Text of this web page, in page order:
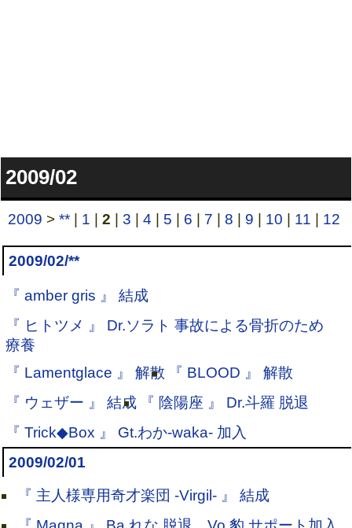
2009/02
2009 >** 1 |2 |3 |4 5 6 7 |8 9 10 11 12
2009/02/**
『 amber gris 』 結成
『 ヒトツメ 』 Dr.ソラト 事故による骨折のため
療養
『 Lamentglace 』 解散
『 BLOOD 』 解散
『 ウェザー 』 結成
『 陰陽座 』 Dr.斗羅 脱退
『 Trick◆Box 』 Gt.わか-waka- 加入
2009/02/01
『 主人様専用奇才楽団 -Virgil- 』 結成